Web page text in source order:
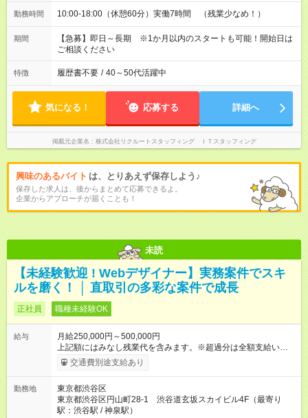
勤務時間 10:00-18:00（休憩60分）実働7時間 （残業少なめ！）
期間
【急募】即日～長期 ※1か月以内のスタートも可能！開始日は
ご相談ください
特徴 履歴書不要 / 40～50代活躍中
気になる！ 応募する 詳細へ
掲載元企業名 株式会社リクルートスタッフィング ＩＴスタッフィング
興味のあるバイト は、とりあえず保存しよう♪
保存した求人は、後からまとめて応募できるよ。
企業からアプローチが届くことも！
未読
【未経験歓迎 ! Webデザイナー】実務案件でスキ
ルを磨く！ │ 直取引の多彩な案件で成長
正社員 職種未経験OK
給与
月給250,000円～500,000円
上記額にはみなし残業代を含みます。※超過分は全額支給いたし
ます。 みなし残業代 58,594円／月 みなし残業時間 40時間／月
昇給は随時！頑張り次第で毎月お給料UPも！ 上記額にはみなし
支給します 【試用期間】試用期間あり 試用期間の長さ：6ヶ月
※ 雇用形態と給与に、本採用時と異なる部分があります。 雇用
形態：中途採用（契約社員） 給与：本採用時と同じです。
交通費別途支給あり
勤務地
東京都渋谷区
東京都渋谷区円山町28-1 渋谷道玄坂スカイビル4F（最寄り
駅：渋谷駅 / 神泉駅）